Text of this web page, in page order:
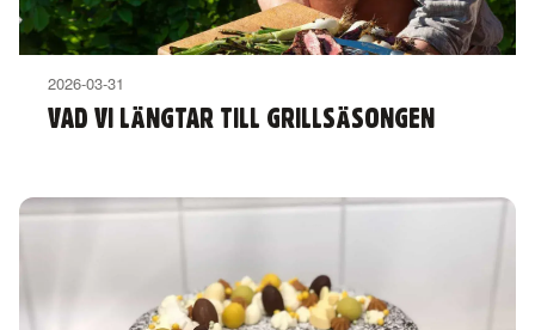
2026-03-31
VAD VI LÄNGTAR TILL GRILLSÄSONGEN